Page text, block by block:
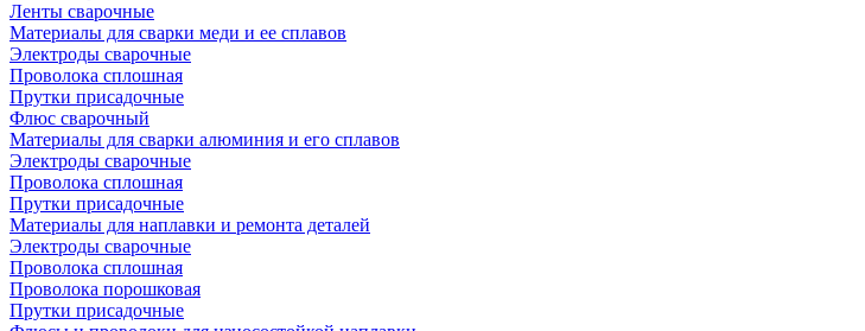
Ленты сварочные
Материалы для сварки меди и ее сплавов
Электроды сварочные
Проволока сплошная
Прутки присадочные
Флюс сварочный
Материалы для сварки алюминия и его сплавов
Электроды сварочные
Проволока сплошная
Прутки присадочные
Материалы для наплавки и ремонта деталей
Электроды сварочные
Проволока сплошная
Проволока порошковая
Прутки присадочные